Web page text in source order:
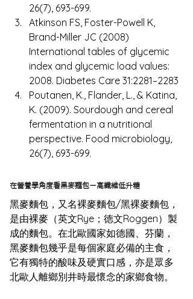
26(7), 693-699.
Atkinson FS, Foster-Powell K,
Brand-Miller JC (2008)
International tables of glycemic
index and glycemic load values:
2008. Diabetes Care 31:2281–2283
Poutanen, K., Flander, L., & Katina,
K. (2009). Sourdough and cereal
fermentation in a nutritional
perspective. Food microbiology,
26(7), 693-699.
在營養學角度看黑麥麵包－高纖維低升糖
黑麥麵包，又名裸麥麵包/黑裸麥麵包，
是由裸麥（英文Rye；徳文Roggen）製
成的麵包。在北歐國家如德國、芬蘭，
黑麥麵包幾乎是每個家庭必備的主食，
它有獨特的酸味及硬實口感，亦是眾多
北歐人離鄉別井時最懷念的家鄉食物。